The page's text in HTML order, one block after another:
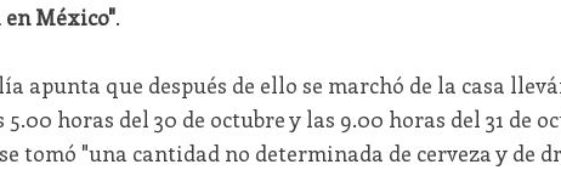
México".
apunta que después de ello se marchó de la casa
horas del 30 de octubre y las 9.00 horas del 31 de
tomó "una cantidad no determinada de cerveza y de